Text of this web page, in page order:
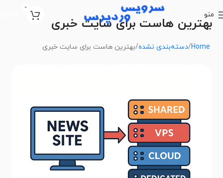
منو
0
بهترین هاست برای سایت خبری
Home دسته‌بندی نشده بهترین هاست برای سایت خبری